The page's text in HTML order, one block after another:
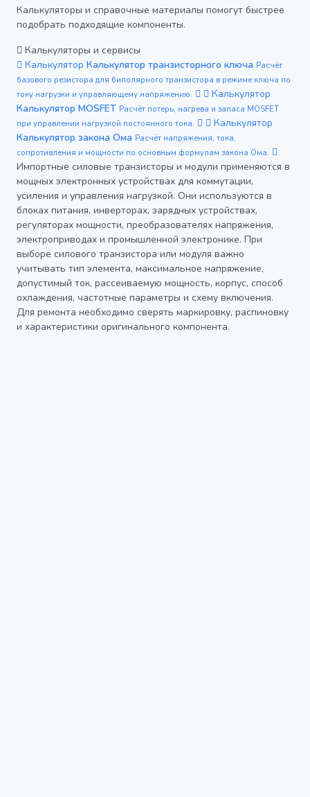
Калькуляторы и справочные материалы помогут быстрее
подобрать подходящие компоненты.
Калькуляторы и сервисы
Калькулятор Калькулятор транзисторного ключа Расчёт
базового резистора для биполярного транзистора в режиме ключа по
току нагрузки и управляющему напряжению.
Калькулятор
Калькулятор MOSFET Расчёт потерь, нагрева и запаса MOSFET
при управлении нагрузкой постоянного тока.
Калькулятор
Калькулятор закона Ома Расчёт напряжения, тока,
сопротивления и мощности по основным формулам закона Ома.
Импортные силовые транзисторы и модули применяются в
мощных электронных устройствах для коммутации,
усиления и управления нагрузкой. Они используются в
блоках питания, инверторах, зарядных устройствах,
регуляторах мощности, преобразователях напряжения,
электроприводах и промышленной электронике. При
выборе силового транзистора или модуля важно
учитывать тип элемента, максимальное напряжение,
допустимый ток, рассеиваемую мощность, корпус, способ
охлаждения, частотные параметры и схему включения.
Для ремонта необходимо сверять маркировку, распиновку
и характеристики оригинального компонента.